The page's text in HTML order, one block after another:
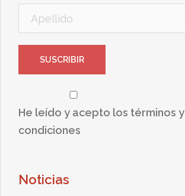
He leído y acepto los términos y
condiciones
Noticias